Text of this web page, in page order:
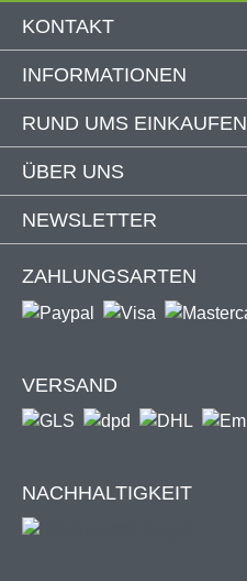
KONTAKT
INFORMATIONEN
RUND UMS EINKAUFEN
ÜBER UNS
NEWSLETTER
ZAHLUNGSARTEN
VERSAND
NACHHALTIGKEIT